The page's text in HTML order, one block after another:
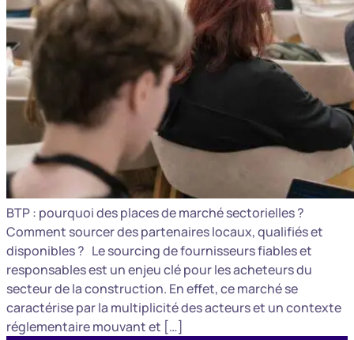
BTP : pourquoi des places de marché sectorielles ?
Comment sourcer des partenaires locaux, qualifiés et
disponibles ? Le sourcing de fournisseurs fiables et
responsables est un enjeu clé pour les acheteurs du
secteur de la construction. En effet, ce marché se
caractérise par la multiplicité des acteurs et un contexte
réglementaire mouvant et […]